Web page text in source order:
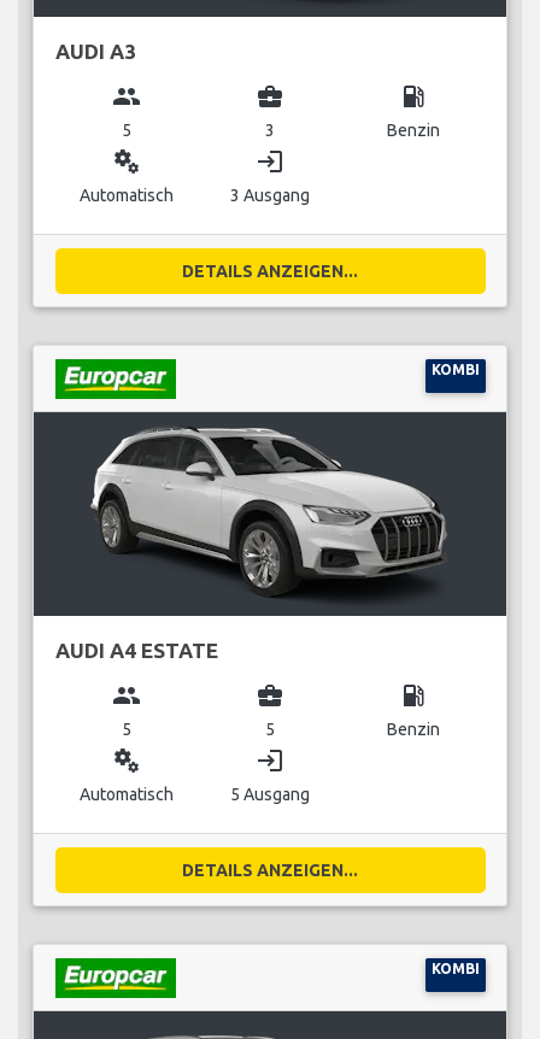
AUDI A3
group
5
business_center
3
local_gas_station
Benzin
miscellaneous_services
Automatisch
login
3 Ausgang
DETAILS ANZEIGEN...
KOMBI
AUDI A4 ESTATE
group
5
business_center
5
local_gas_station
Benzin
miscellaneous_services
Automatisch
login
5 Ausgang
DETAILS ANZEIGEN...
KOMBI